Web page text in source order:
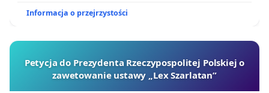
Informacja o przejrzystości
Petycja do Prezydenta Rzeczypospolitej Polskiej o
zawetowanie ustawy „Lex Szarlatan”